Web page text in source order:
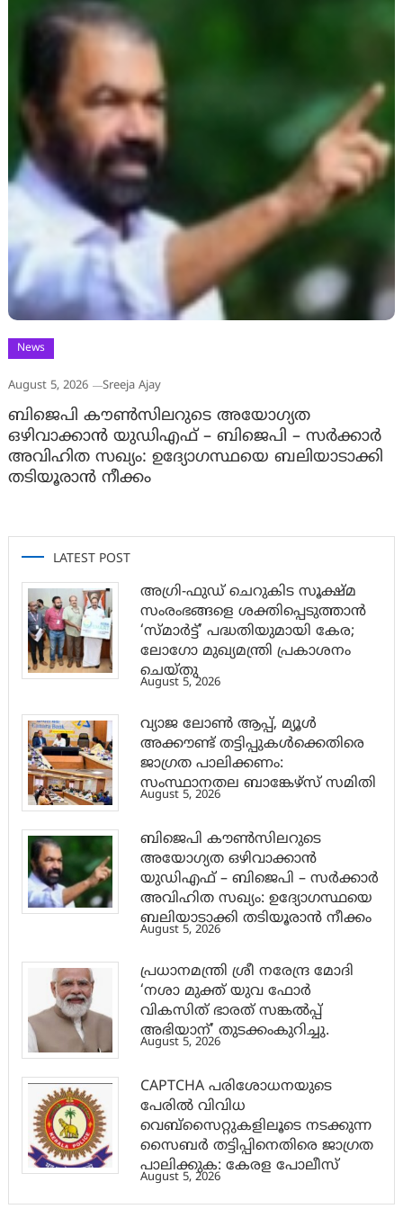
News
August 5, 2026 Sreeja Ajay
ബിജെപി കൗൺസിലറുടെ അയോഗ്യത
ഒഴിവാക്കാൻ യുഡിഎഫ് – ബിജെപി – സർക്കാർ
അവിഹിത സഖ്യം: ഉദ്യോഗസ്ഥയെ ബലിയാടാക്കി
തടിയൂരാൻ നീക്കം
LATEST POST
അഗ്രി-ഫുഡ് ചെറുകിട സൂക്ഷ്മ
സംരംഭങ്ങളെ ശക്തിപ്പെടുത്താന്‍
‘സ്മാര്‍ട്ട്’ പദ്ധതിയുമായി കേര;
ലോഗോ മുഖ്യമന്ത്രി പ്രകാശനം
ചെയ്തു
August 5, 2026
വ്യാജ ലോൺ ആപ്പ്, മ്യൂൾ
അക്കൗണ്ട് തട്ടിപ്പുകൾക്കെതിരെ
ജാ​ഗ്രത പാലിക്കണം:
സംസ്ഥാനതല ബാങ്കേഴ്സ് സമിതി
August 5, 2026
ബിജെപി കൗൺസിലറുടെ
അയോഗ്യത ഒഴിവാക്കാൻ
യുഡിഎഫ് – ബിജെപി – സർക്കാർ
അവിഹിത സഖ്യം: ഉദ്യോഗസ്ഥയെ
ബലിയാടാക്കി തടിയൂരാൻ നീക്കം
August 5, 2026
പ്രധാനമന്ത്രി ശ്രീ നരേന്ദ്ര മോദി
‘നശാ മുക്ത് യുവ ഫോർ
വികസിത് ഭാരത് സങ്കൽപ്പ്
അഭിയാന്’ തുടക്കംകുറിച്ചു.
August 5, 2026
CAPTCHA പരിശോധനയുടെ
പേരില്‍ വിവിധ
വെബ്സൈറ്റുകളിലൂടെ നടക്കുന്ന
സൈബര്‍ തട്ടിപ്പിനെതിരെ ജാഗ്രത
പാലിക്കുക: കേരള പോലീസ്
August 5, 2026